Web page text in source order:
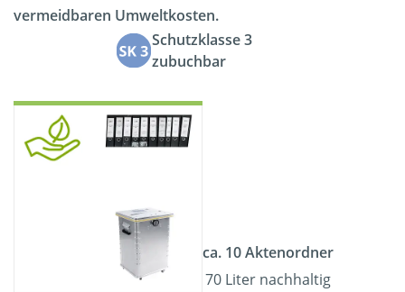
vermeidbaren Umweltkosten.
Schutzklasse 3
zubuchbar
ca. 10 Aktenordner
70 Liter nachhaltig